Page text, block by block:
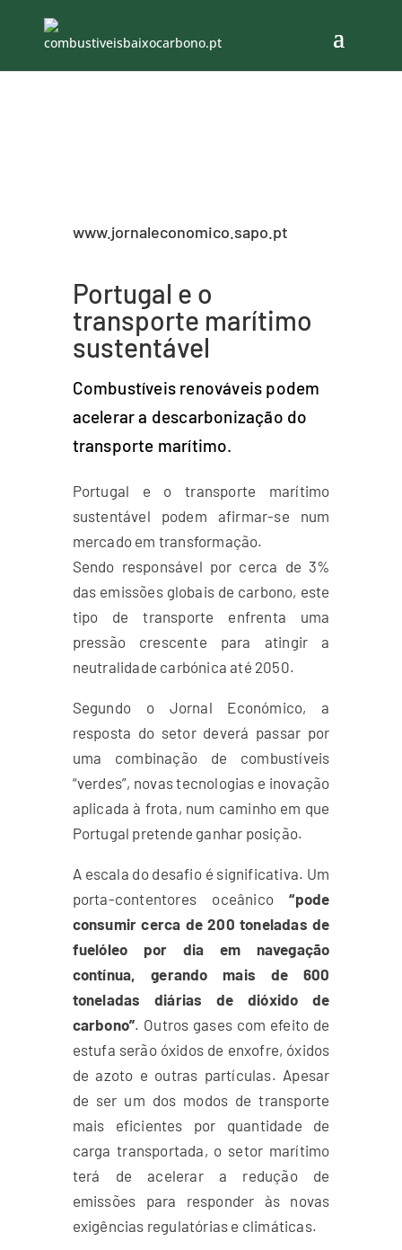
www.jornaleconomico.sapo.pt
Portugal e o
transporte marítimo
sustentável
Combustíveis renováveis podem
acelerar a descarbonização do
transporte marítimo.
Portugal e o transporte marítimo
sustentável podem afirmar-se num
mercado em transformação.
Sendo responsável por cerca de 3%
das emissões globais de carbono, este
tipo de transporte enfrenta uma
pressão crescente para atingir a
neutralidade carbónica até 2050.
Segundo o Jornal Económico, a
resposta do setor deverá passar por
uma combinação de combustíveis
“verdes”, novas tecnologias e inovação
aplicada à frota, num caminho em que
Portugal pretende ganhar posição.
A escala do desafio é significativa. Um
porta-contentores oceânico“pode
consumir cerca de 200 toneladas de
fuelóleo por dia em navegação
contínua, gerando mais de 600
toneladas diárias de dióxido de
carbono”. Outros gases com efeito de
estufa serão óxidos de enxofre, óxidos
de azoto e outras partículas. Apesar
de ser um dos modos de transporte
mais eficientes por quantidade de
carga transportada, o setor marítimo
terá de acelerar a redução de
emissões para responder às novas
exigências regulatórias e climáticas.